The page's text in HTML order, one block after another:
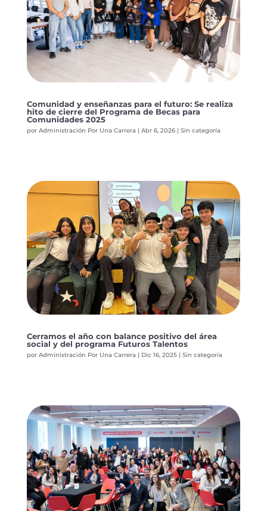
Comunidad y enseñanzas para el futuro: Se realiza
hito de cierre del Programa de Becas para
Comunidades 2025
por Administración Por Una Carrera | Abr 6, 2026| Sin categoría
Cerramos el año con balance positivo del área
social y del programa Futuros Talentos
por Administración Por Una Carrera | Dic 16, 2025| Sin categoría